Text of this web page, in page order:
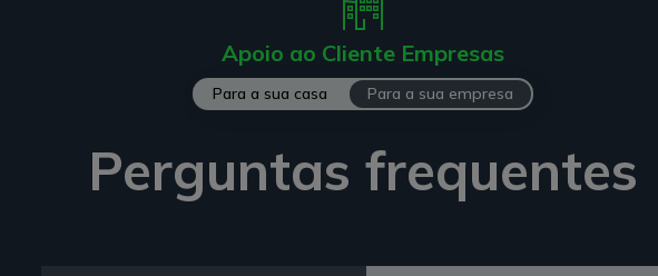
Apoio ao Cliente Empresas
Para a sua casa Para a sua empresa
Perguntas frequentes